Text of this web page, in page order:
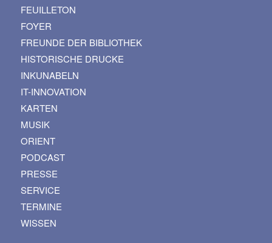
FEUILLETON
FOYER
FREUNDE DER BIBLIOTHEK
HISTORISCHE DRUCKE
INKUNABELN
IT-INNOVATION
KARTEN
MUSIK
ORIENT
PODCAST
PRESSE
SERVICE
TERMINE
WISSEN